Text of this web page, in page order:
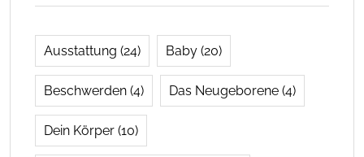
Ausstattung (24) Baby (20)
Beschwerden (4) Das Neugeborene (4)
Dein Körper (10)